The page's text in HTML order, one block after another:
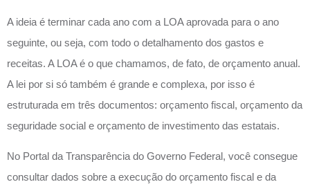
A ideia é terminar cada ano com a LOA aprovada para o ano
seguinte, ou seja, com todo o detalhamento dos gastos e
receitas. A LOA é o que chamamos, de fato, de orçamento anual.
A lei por si só também é grande e complexa, por isso é
estruturada em três documentos: orçamento fiscal, orçamento da
seguridade social e orçamento de investimento das estatais.
No Portal da Transparência do Governo Federal, você consegue
consultar dados sobre a execução do orçamento fiscal e da